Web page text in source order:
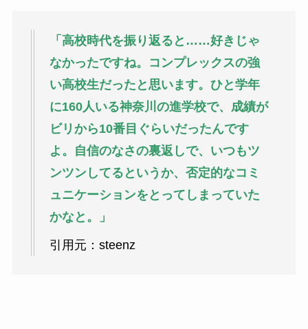
「高校時代を振り返ると……好きじゃ
なかったですね。コンプレックスの強
い高校生だったと思います。ひと学年
に160人いる神奈川の進学校で、成績が
ビリから10番目ぐらいだったんです
よ。自信のなさの裏返しで、いつもツ
ンツンしてるというか、否定的なコミ
ュニケーションをとってしまっていた
かなと。」
引用元：steenz